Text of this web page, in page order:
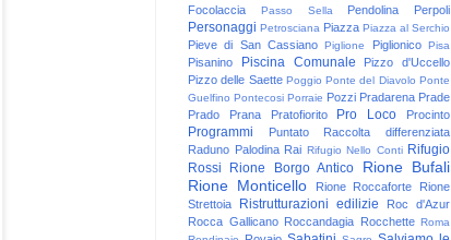
Focolaccia
Passo Sella Pendolina Perpoli
Personaggi Petrosciana Piazza Piazza al Serchio
Pieve di San Cassiano Piglione Piglionico Pisa
Pisanino Piscina Comunale
Pizzo d'Uccello
Pizzo delle Saette Poggio Ponte del Diavolo Ponte
Guelfino Pontecosi Porraie Pozzi Pradarena Prade
Prado
Prana Pratofiorito Pro Loco Procinto
Programmi Puntato
Raccolta differenziata
Raduno Palodina Rai Rifugio Nello Conti Rifugio
Rossi
Rione Borgo Antico
Rione Bufali
Rione Monticello
Rione Roccaforte
Rione
Strettoia
Ristrutturazioni edilizie
Roc d'Azur
Rocca Gallicano Roccandagia Rocchette Roma